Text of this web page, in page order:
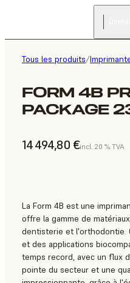
Tous les produits/
FORM 4B
PACKAGE
14 494,80 €incl. 20 % TVA
La Form 4B est une
offre la gamme de
dentisterie et l'orthodontie.
et des applications
temps record, avec un flux
pointe du secteur et une